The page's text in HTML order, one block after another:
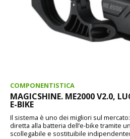
COMPONENTISTICA
MAGICSHINE. ME2000 V2.0,
E-BIKE
Il sistema è uno dei migliori sul
diretta alla batteria dell’e-bike tramite
scollegabile e sostituibile